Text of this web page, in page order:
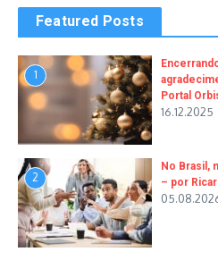
Featured Posts
1
Portal
16.12.2025
2
No Brasil,
– por